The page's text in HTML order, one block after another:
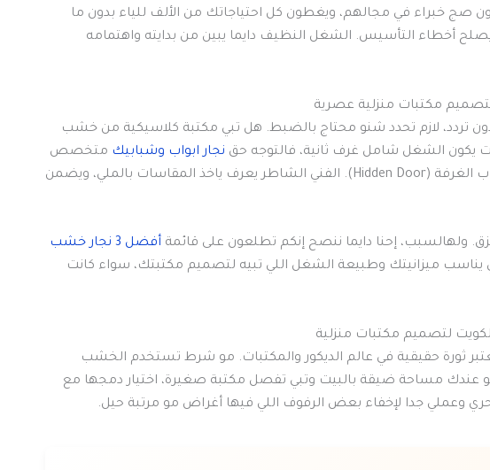
صج خبراء في مجالهم، ويغطون كل احتياجاتك من الألف للياء بدون ما
أخطاء التأسيس. الشغل النظيف دايما يبين من بدايته واهتمامه
تردد، لازم تحدد شنو محتاج بالضبط. هل تبي مكتبة كلاسيكية من خشب
يكون الشغل شامل غرف ثانية، فالتوجه حق نجار ابواب وشبابيك متخصص
يفيدك إذا كنت بتسوي مكتبة مدمجة مع باب الغرفة (Hidden Door). الفني الشاطر يعرف ياخذ المقاسات بالملي، ويضمن
إحنا دايما ننصح إنكم تطلعون على قائمة أفضل 3 نجار خشب
يناسب ميزانيتك وطبيعة الشغل اللي تبيه لتصميم مكتبتك، سواء كانت
ثورة حقيقية في عالم الديكور والمكتبات. مو شرط تستخدم الخشب
عندك مساحة ضيقة بالبيت وتبي تفصل مكتبة صغيرة، اختيار دمجها مع
وعملي جدا لإخفاء بعض الرفوف اللي فيها أغراض مو مرتبة حيل.